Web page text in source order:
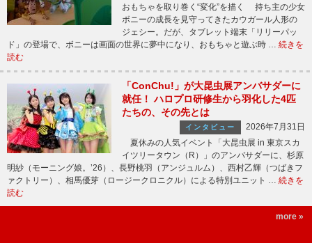
おもちゃを取り巻く“変化”を描く 持ち主の少女
ボニーの成長を見守ってきたカウガール人形の
ジェシー。だが、タブレット端末「リリーパッ
ド」の登場で、ボニーは画面の世界に夢中になり、おもちゃと遊ぶ時 … 続きを
読む
「ConChu!」が大昆虫展アンバサダーに
就任！ ハロプロ研修生から羽化した4匹
たちの、その先とは
インタビュー
2026年7月31日
夏休みの人気イベント「大昆虫展 in 東京スカ
イツリータウン（R）」のアンバサダーに、杉原
明紗（モーニング娘。’26）、長野桃羽（アンジュルム）、西村乙輝（つばきフ
ァクトリー）、相馬優芽（ロージークロニクル）による特別ユニット … 続きを
読む
more »